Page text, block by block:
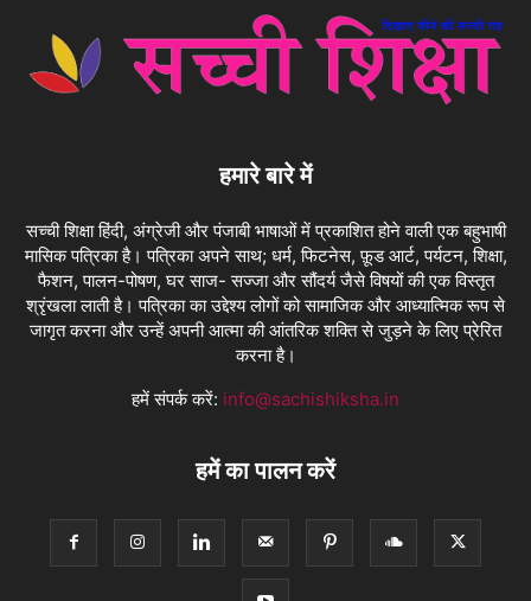
हमारे बारे में
सच्ची शिक्षा हिंदी, अंग्रेजी और पंजाबी भाषाओं में प्रकाशित होने वाली एक बहुभाषी
मासिक पत्रिका है। पत्रिका अपने साथ; धर्म, फिटनेस, फ़ूड आर्ट, पर्यटन, शिक्षा,
फैशन, पालन-पोषण, घर साज- सज्जा और सौंदर्य जैसे विषयों की एक विस्तृत
श्रृंखला लाती है। पत्रिका का उद्देश्य लोगों को सामाजिक और आध्यात्मिक रूप से
जागृत करना और उन्हें अपनी आत्मा की आंतरिक शक्ति से जुड़ने के लिए प्रेरित
करना है।
हमें संपर्क करें: info@sachishiksha.in
हमें का पालन करें